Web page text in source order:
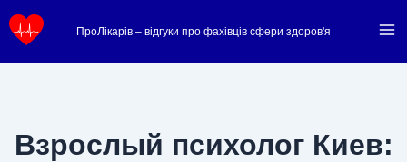
ПроЛікарів – відгуки про фахівців сфери здоров'я
Взрослый психолог Киев: